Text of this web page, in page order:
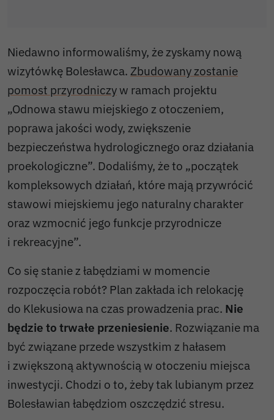
Niedawno informowaliśmy, że zyskamy nową
wizytówkę Bolesławca. Zbudowany zostanie
pomost przyrodniczyw ramach projektu
„Odnowa stawu miejskiego z otoczeniem,
poprawa jakości wody, zwiększenie
bezpieczeństwa hydrologicznego oraz działania
proekologiczne”. Dodaliśmy, że to „początek
kompleksowych działań, które mają przywrócić
stawowi miejskiemu jego naturalny charakter
oraz wzmocnić jego funkcje przyrodnicze
i rekreacyjne”.
Co się stanie z łabędziami w momencie
rozpoczęcia robót? Plan zakłada ich relokację
do Klekusiowa na czas prowadzenia prac. Nie
będzie to trwałe przeniesienie. Rozwiązanie ma
być związane przede wszystkim z hałasem
i zwiększoną aktywnością w otoczeniu miejsca
inwestycji. Chodzi o to, żeby tak lubianym przez
Bolesławian łabędziom oszczędzić stresu.